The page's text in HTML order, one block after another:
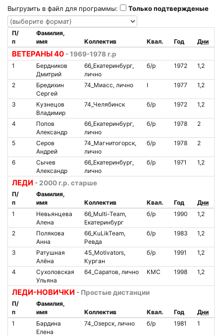
Выгрузить в файл для программы: Только подтвержденые
ВЕТЕРАНЫ 40 - 1969-1978 г.р
П/
п
Фамилия,
имя
Коллектив Квал. Год Дни
1
Бердников
Дмитрий
66_Екатеринбург,
лично
б/р 1972 1,2
2
Бредихин
Сергей
74_Миасс, лично I 1977 1,2
3
Кузнецов
Владимир
74_Челябинск б/р 1972 1,2
4
Попов
Александр
66_Екатеринбург,
лично
б/р 1978 2
5
Серов
Андрей
74_Магнитогорск,
лично
б/р 1978 2
6
Сычев
Александр
66_Екатеринбург,
лично
б/р 1971 1,2
ЛЕДИ - 2000 г.р. старше
П/
п
Фамилия,
имя
Коллектив Квал. Год Дни
1
Невьянцева
Алена
66_Multi-Team,
Екатеринбург
б/р 1990 1,2
2
Полякова
Анна
66_KuLikTeam,
Ревда
б/р 1983 1,2
3
Ратушная
Алёна
45_Motivators,
Курган
б/р 1991 1,2
4
Сухоловская
Ульяна
64_Саратов, лично КМС 1998 1,2
ЛЕДИ-НОВИЧКИ - Простые дистанции
П/
п
Фамилия,
имя
Коллектив Квал. Год Дни
1
Бардина
Елена
74_Озерск, лично б/р 1981 1